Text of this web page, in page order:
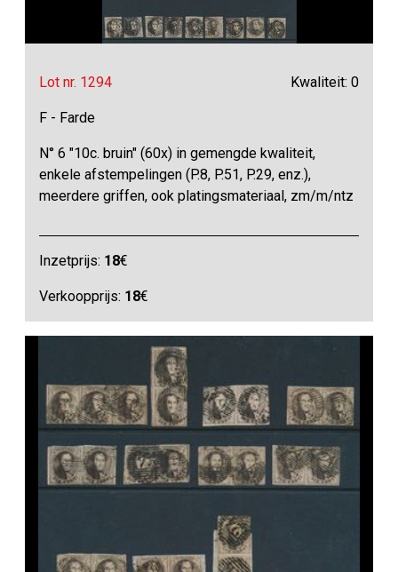
Lot nr. 1294 Kwaliteit: 0
F - Farde
N° 6 "10c. bruin" (60x) in gemengde kwaliteit,
enkele afstempelingen (P.8, P.51, P.29, enz.),
meerdere griffen, ook platingsmateriaal, zm/m/ntz
Inzetprijs: 18€
Verkoopprijs: 18€